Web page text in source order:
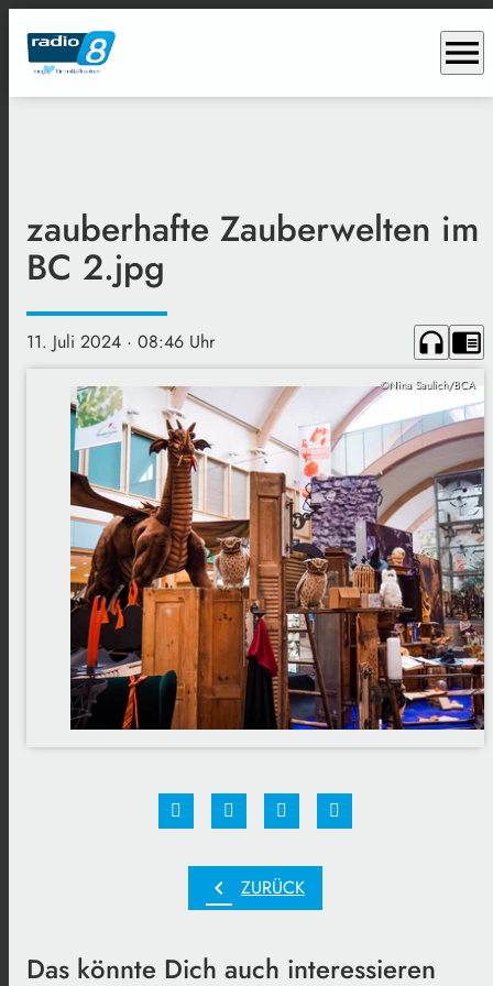
menu
zauberhafte Zauberwelten im
BC 2.jpg
11. Juli 2024 · 08:46 Uhr headphones chrome_reader_mode
©Nina Saulich/BCA
chevron_left ZURÜCK
Das könnte Dich auch interessieren